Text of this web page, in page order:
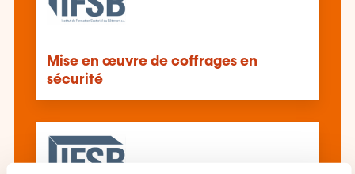
Mise en œuvre de coffrages en
sécurité